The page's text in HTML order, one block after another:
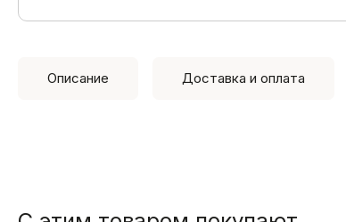
Описание Доставка и оплата